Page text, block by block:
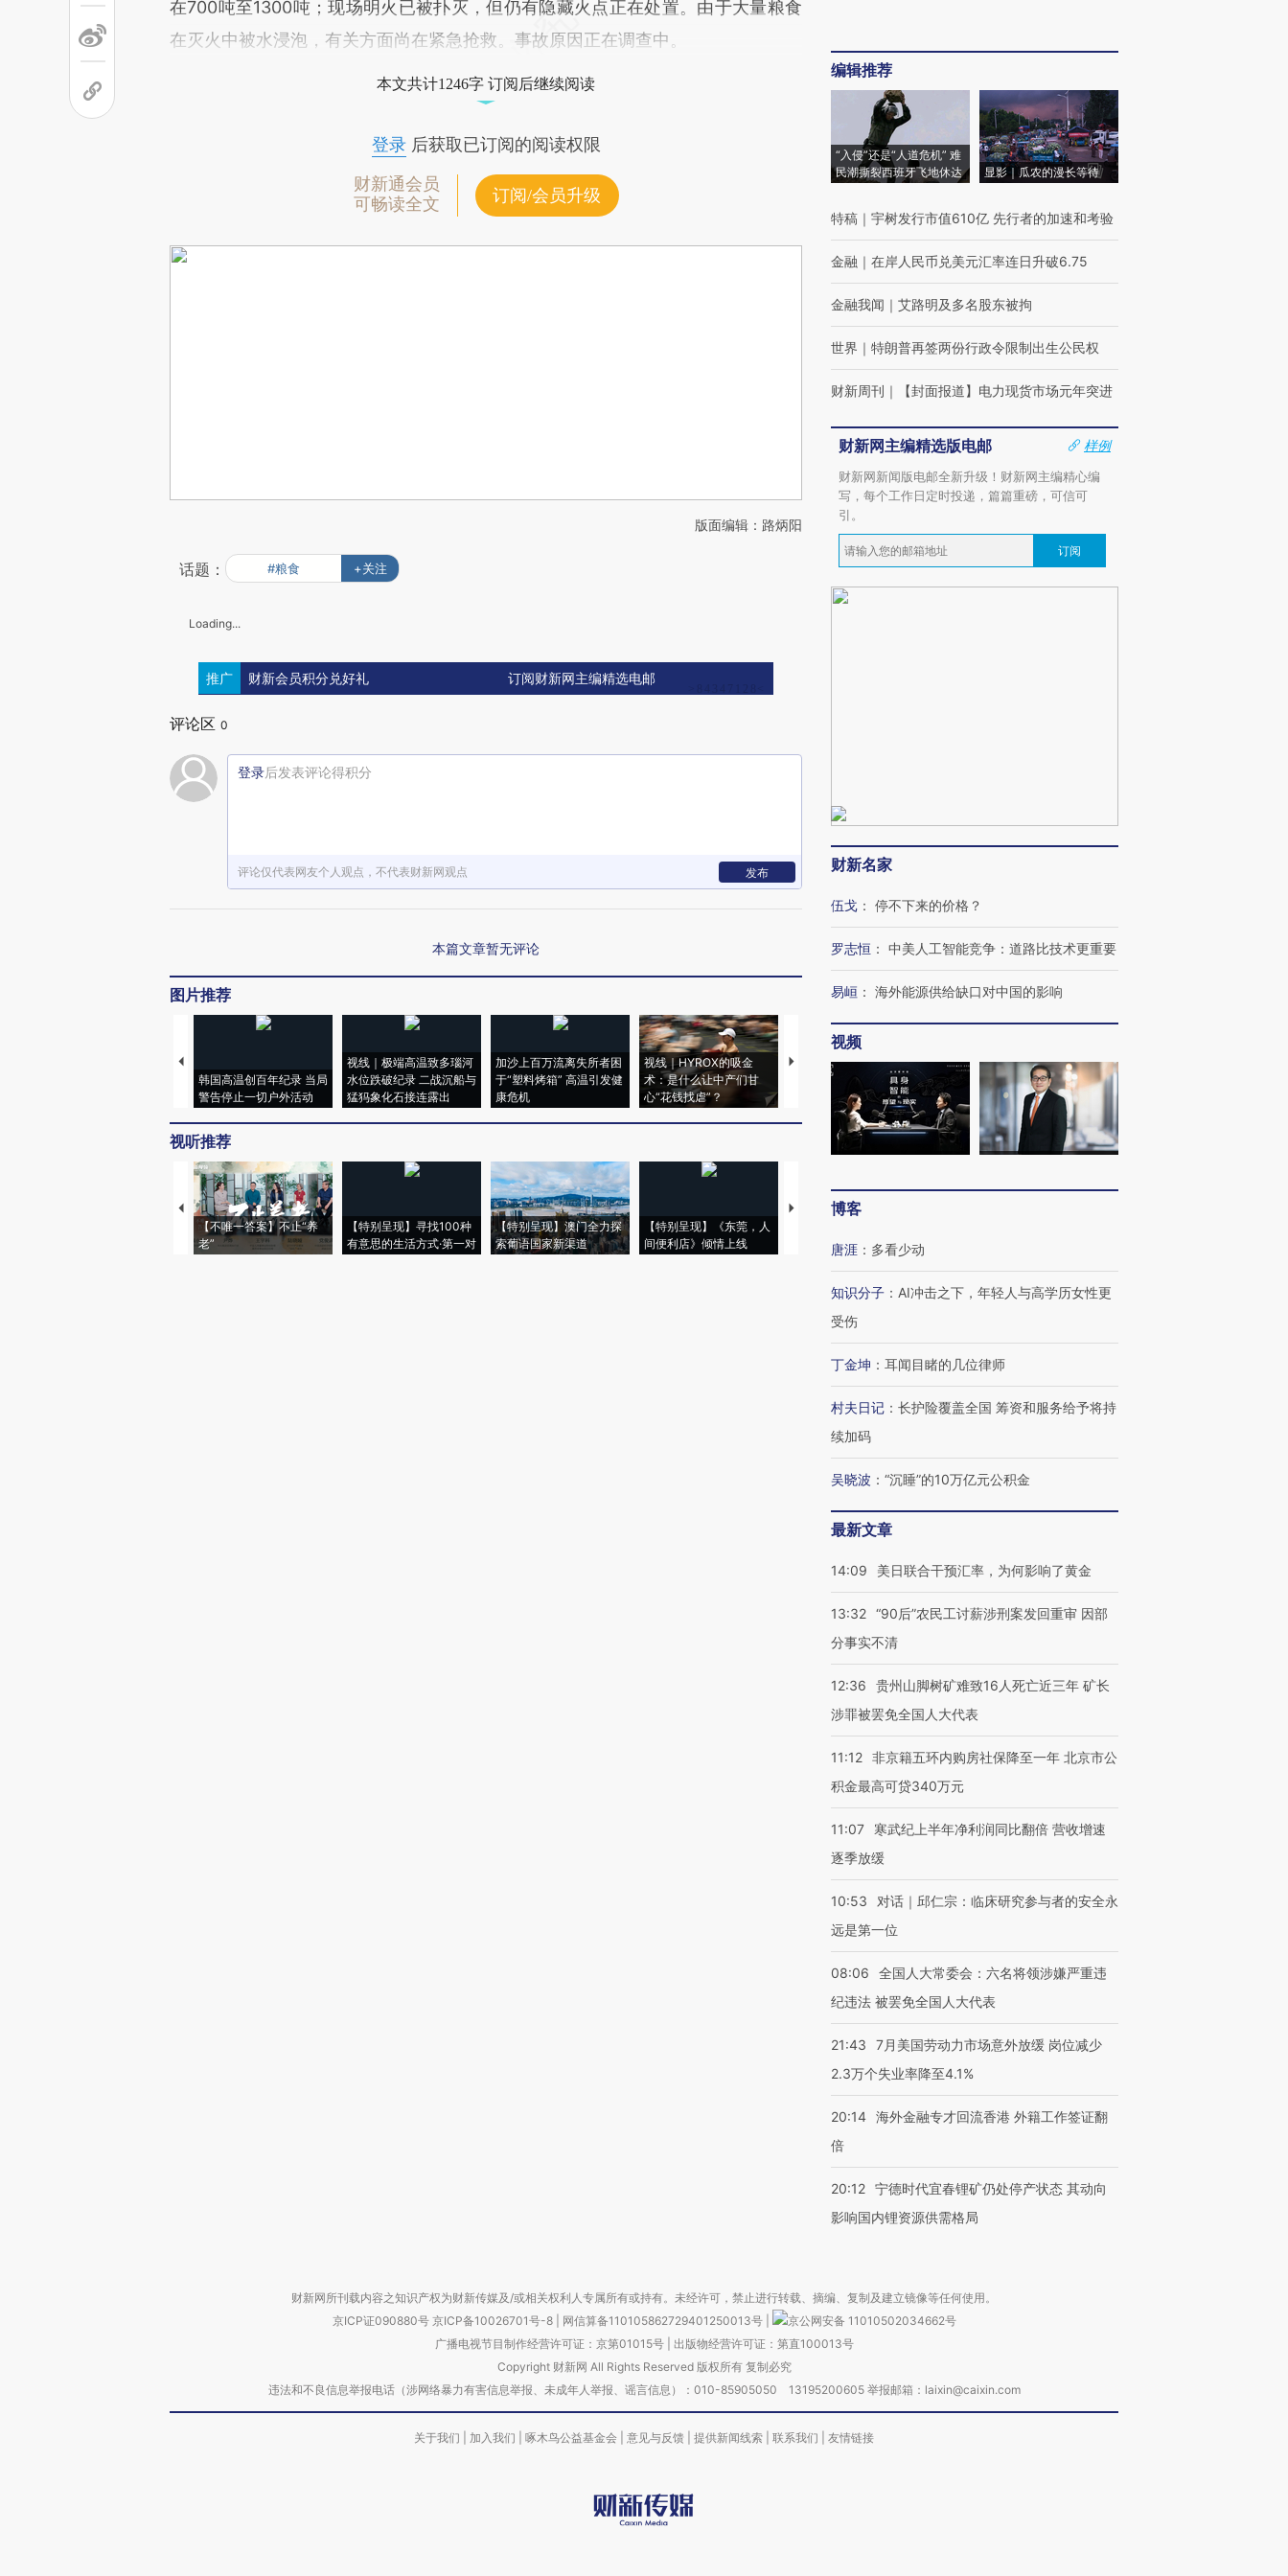
在700吨至1300吨；现场明火已被扑灭，但仍有隐藏火点正在处置。由于大量粮食
在灭火中被水浸泡，有关方面尚在紧急抢救。事故原因正在调查中。
本文共计1246字 订阅后继续阅读
登录后获取已订阅的阅读权限
财新通会员
可畅读全文
订阅/会员升级
版面编辑：路炳阳
话题： #粮食 +关注
Loading...
推广 财新会员积分兑好礼 订阅财新网主编精选电邮
评论区 0
登录后发表评论得积分
评论仅代表网友个人观点，不代表财新网观点 发布
本篇文章暂无评论
图片推荐
韩国高温创百年纪录 当局
警告停止一切户外活动
视线｜极端高温致多瑙河
水位跌破纪录 二战沉船与
猛犸象化石接连露出
加沙上百万流离失所者困
于“塑料烤箱” 高温引发健
康危机
视线｜HYROX的吸金
术：是什么让中产们甘
心“花钱找虐”？
马航飞行员跨国走私7万
粒摇头丸 尿检体内含3种
视线｜被称为“蟑螂”的印
度Z世代 用街头抗争将教
育部长拱下台
视线｜“入侵”还是“人道危
机”？难民潮撕裂西班牙
飞地休达
视听推荐
【不唯一答案】不止“养
老”
【特别呈现】寻找100种
有意思的生活方式·第一对
【特别呈现】澳门全力探
索葡语国家新渠道
【特别呈现】《东莞，人
间便利店》倾情上线
【推广】走进第四届链博
编辑推荐
“入侵”还是“人道危机” 难
民潮撕裂西班牙飞地休达
显影｜瓜农的漫长等待
特稿 ｜ 宇树发行市值610亿 先行者的加速和考验
金融 ｜ 在岸人民币兑美元汇率连日升破6.75
金融我闻 ｜ 艾路明及多名股东被拘
世界 ｜ 特朗普再签两份行政令限制出生公民权
财新周刊 ｜ 【封面报道】电力现货市场元年突进
财新网主编精选版电邮
样例
财新网新闻版电邮全新升级！财新网主编精心编
写，每个工作日定时投递，篇篇重磅，可信可
引。
订阅
财新名家
伍戈 ： 停不下来的价格？
罗志恒 ： 中美人工智能竞争：道路比技术更重要
易峘 ： 海外能源供给缺口对中国的影响
视频
博客
唐涯 ： 多看少动
知识分子 ： AI冲击之下，年轻人与高学历女性更
受伤
丁金坤 ： 耳闻目睹的几位律师
村夫日记 ： 长护险覆盖全国 筹资和服务给予将持
续加码
吴晓波 ： “沉睡”的10万亿元公积金
最新文章
14:09 美日联合干预汇率，为何影响了黄金
13:32 “90后”农民工讨薪涉刑案发回重审 因部
分事实不清
12:36
贵州山脚树矿难致16人死亡近三年 矿长
涉罪被罢免全国人大代表
11:12 非京籍五环内购房社保降至一年 北京市公
积金最高可贷340万元
11:07
寒武纪上半年净利润同比翻倍 营收增速
逐季放缓
10:53
对话｜邱仁宗：临床研究参与者的安全永
远是第一位
08:06
全国人大常委会：六名将领涉嫌严重违
纪违法 被罢免全国人大代表
21:43
7月美国劳动力市场意外放缓 岗位减少
2.3万个失业率降至4.1%
20:14 海外金融专才回流香港 外籍工作签证翻
倍
20:12 宁德时代宜春锂矿仍处停产状态 其动向
影响国内锂资源供需格局
财新网所刊载内容之知识产权为财新传媒及/或相关权利人专属所有或持有。未经许可，禁止进行转载、摘编、复制及建立镜像等任何使用。
京ICP证090880号 京ICP备10026701号-8 网信算备110105862729401250013号
京公网安备 11010502034662号
广播电视节目制作经营许可证：京第01015号| 出版物经营许可证：第直100013号
Copyright 财新网 All Rights Reserved 版权所有 复制必究
违法和不良信息举报电话（涉网络暴力有害信息举报、未成年人举报、谣言信息）：010-85905050 13195200605 举报邮箱：laixin@caixin.com
关于我们 加入我们 啄木鸟公益基金会 意见与反馈 提供新闻线索 联系我们 友情链接